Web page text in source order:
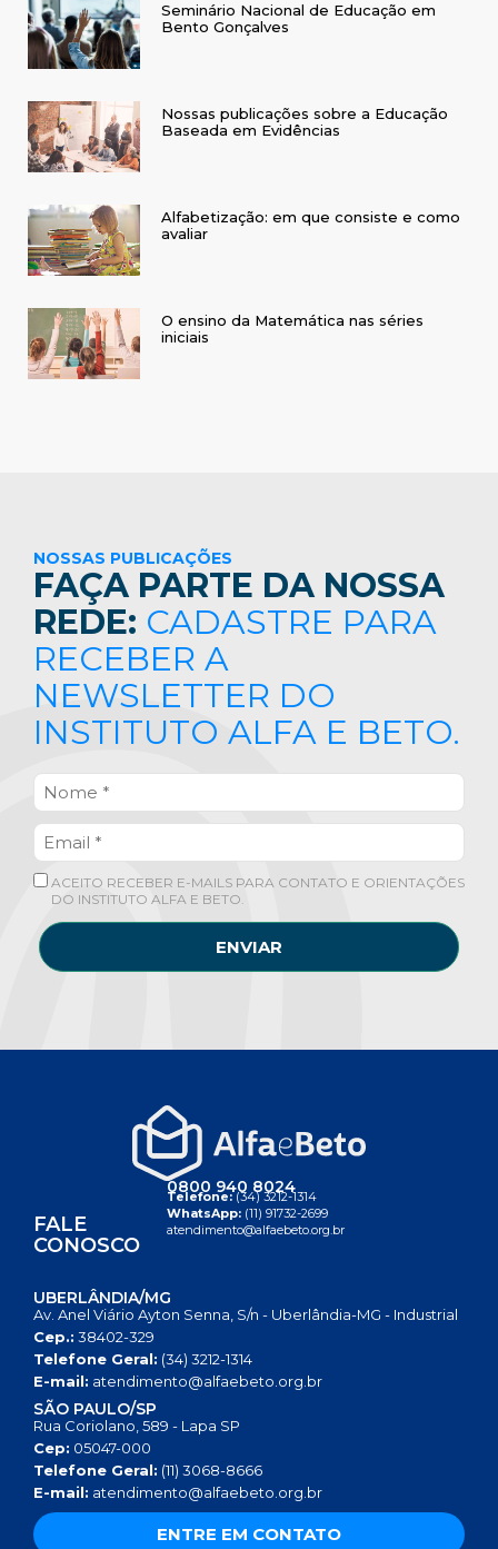
Seminário Nacional de Educação em
Bento Gonçalves
Nossas publicações sobre a Educação
Baseada em Evidências
Alfabetização: em que consiste e como
avaliar
O ensino da Matemática nas séries
iniciais
NOSSAS PUBLICAÇÕES
FAÇA PARTE DA NOSSA
REDE: CADASTRE PARA
RECEBER A
NEWSLETTER DO
INSTITUTO ALFA E BETO.
ACEITO RECEBER E-MAILS PARA CONTATO E ORIENTAÇÕES
DO INSTITUTO ALFA E BETO.
ENVIAR
FALE
CONOSCO
0800 940 8024
Telefone:(34) 3212-1314
WhatsApp: (11) 91732-2699
atendimento@alfaebeto.org.br
UBERLÂNDIA/MG
Av. Anel Viário Ayton Senna, S/n - Uberlândia-MG - Industrial
Cep.: 38402-329
Telefone Geral: (34) 3212-1314
E-mail: atendimento@alfaebeto.org.br
SÃO PAULO/SP
Rua Coriolano, 589 - Lapa SP
Cep: 05047-000
Telefone Geral: (11) 3068-8666
E-mail: atendimento@alfaebeto.org.br
ENTRE EM CONTATO